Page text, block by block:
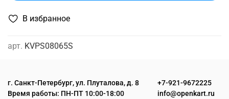
В избранное
арт. KVPS08065S
г. Санкт-Петербург, ул. Плуталова, д. 8
Время работы: ПН-ПТ 10:00-18:00
+7-921-9672225
info@openkart.ru